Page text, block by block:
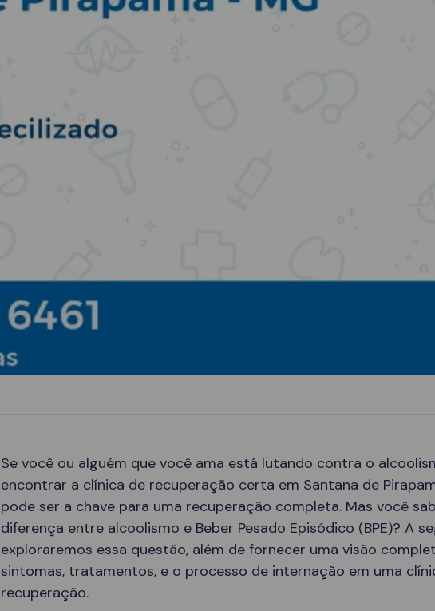
Se você ou alguém que você ama está lutando contra o
encontrar a clínica de recuperação certa em Santana de
pode ser a chave para uma recuperação completa. Mas você
diferença entre alcoolismo e Beber Pesado Episódico (BPE)? A
exploraremos essa questão, além de fornecer uma visão
sintomas, tratamentos, e o processo de internação em uma
recuperação.